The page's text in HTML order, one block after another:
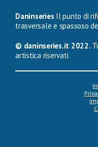
Daninseries Il punto di
trasversale e spassoso
© daninseries.it 2022.
artistica riservati.